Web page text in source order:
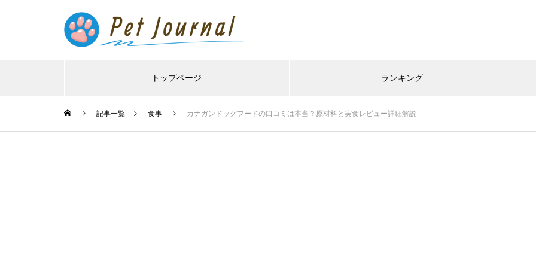
トップページ ランキング
記事一覧 食事 カナガンドッグフードの口コミは本当？原材料と実食レビュー詳細解説